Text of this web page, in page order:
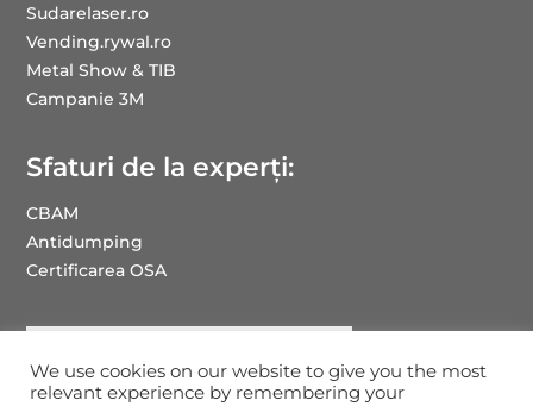
Sudarelaser.ro
Vending.rywal.ro
Metal Show & TIB
Campanie 3M
Sfaturi de la experți:
CBAM
Antidumping
Certificarea OSA
We use cookies on our website to give you the most
relevant experience by remembering your